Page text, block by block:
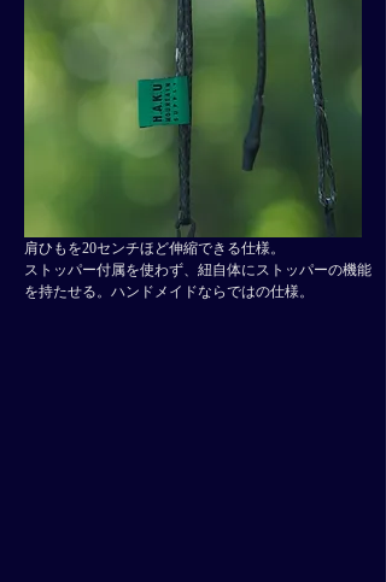
肩ひもを20センチほど伸縮できる仕様。
ストッパー付属を使わず、紐自体にストッパーの機能
を​持たせる。ハンドメイドならではの仕様。